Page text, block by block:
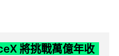
將挑戰萬億年收